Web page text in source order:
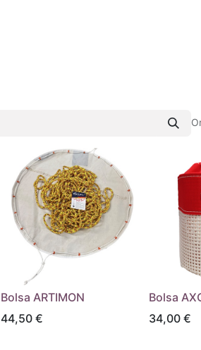
Bolsa ARTIMON
44,50 €
Bolsa
34,00 €